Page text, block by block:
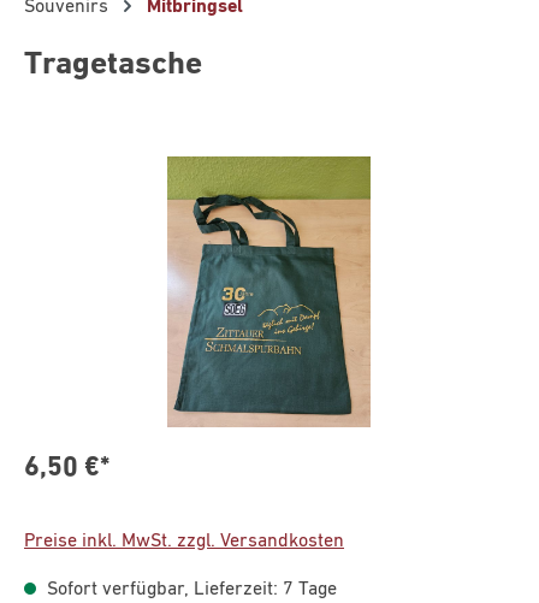
Souvenirs Mitbringsel
Tragetasche
Bildergalerie überspringen
6,50 €*
Preise inkl. MwSt. zzgl. Versandkosten
Sofort verfügbar, Lieferzeit: 7 Tage